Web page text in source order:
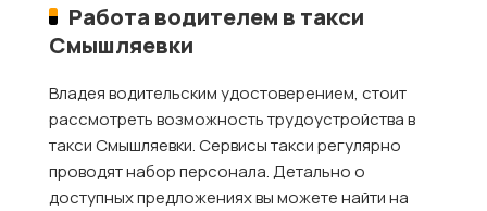
Работа водителем в такси
Смышляевки
Владея водительским удостоверением, стоит
рассмотреть возможность трудоустройства в
такси Смышляевки. Сервисы такси регулярно
проводят набор персонала. Детально о
доступных предложениях вы можете найти на